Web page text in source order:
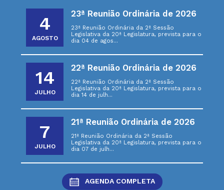
4
AGOSTO
23ª Reunião Ordinária de 2026
23ª Reunião Ordinária da 2ª Sessão
Legislativa da 20ª Legislatura, prevista para o
dia 04 de agos...
14
JULHO
22ª Reunião Ordinária de 2026
22ª Reunião Ordinária da 2ª Sessão
Legislativa da 20ª Legislatura, prevista para o
dia 14 de julh...
7
JULHO
21ª Reunião Ordinária de 2026
21ª Reunião Ordinária da 2ª Sessão
Legislativa da 20ª Legislatura, prevista para o
dia 07 de julh...
AGENDA COMPLETA